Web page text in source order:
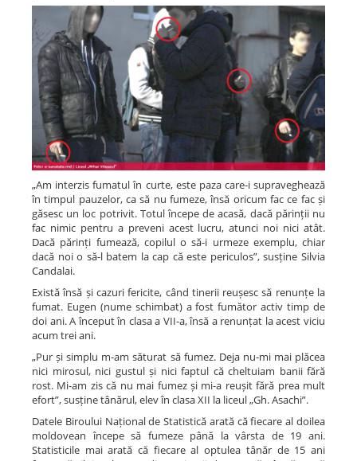
„Am interzis fumatul în curte, este paza care-i supraveghează
în timpul pauzelor, ca să nu fumeze, însă oricum fac ce fac și
găsesc un loc potrivit. Totul începe de acasă, dacă părinții nu
fac nimic pentru a preveni acest lucru, atunci noi nici atât.
Dacă părinți fumează, copilul o să-i urmeze exemplu, chiar
dacă noi o să-l batem la cap că este periculos”, susține Silvia
Candalai.
Există însă și cazuri fericite, când tinerii reușesc să renunțe la
fumat. Eugen (nume schimbat) a fost fumător activ timp de
doi ani. A început în clasa a VII-a, însă a renunțat la acest viciu
acum trei ani.
„Pur și simplu m-am săturat să fumez. Deja nu-mi mai plăcea
nici mirosul, nici gustul și nici faptul că cheltuiam banii fără
rost. Mi-am zis că nu mai fumez și mi-a reușit fără prea mult
efort”, susține tânărul, elev în clasa XII la liceul „Gh. Asachi”.
Datele Biroului Național de Statistică arată că fiecare al doilea
moldovean începe să fumeze până la vârsta de 19 ani.
Statisticile mai arată că fiecare al optulea tânăr de 15 ani